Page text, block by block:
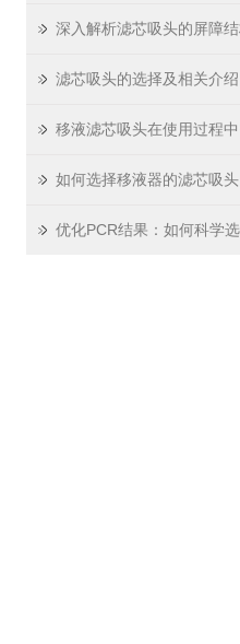
滤芯吸头的选择及相关介绍
如何选择移液器的滤芯吸头